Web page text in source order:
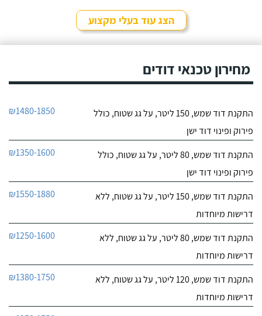
אותם לא מזמן, כשהתפוצץ
לי הדוד שמש של הדירה.חייג עכשיו
הצג עוד בעלי מקצוע
מחירון טכנאי דודים
התקנת דוד שמש, 150 ליטר, על גג שטוח, כולל
פירוק ופינוי דוד ישן
₪1480-1850
התקנת דוד שמש, 80 ליטר, על גג שטוח, כולל
פירוק ופינוי דוד ישן
₪1350-1600
התקנת דוד שמש, 150 ליטר, על גג שטוח, ללא
דרישות מיוחדות
₪1550-1880
התקנת דוד שמש, 80 ליטר, על גג שטוח, ללא
דרישות מיוחדות
₪1250-1600
התקנת דוד שמש, 120 ליטר, על גג שטוח, ללא
דרישות מיוחדות
₪1380-1750